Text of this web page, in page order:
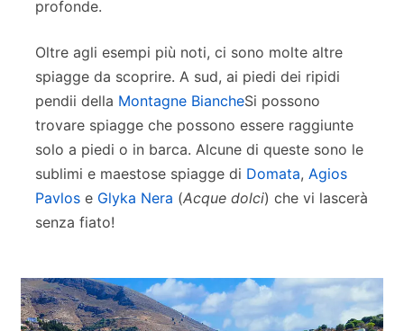
profonde.
Oltre agli esempi più noti, ci sono molte altre
spiagge da scoprire. A sud, ai piedi dei ripidi
pendii della Montagne BiancheSi possono
trovare spiagge che possono essere raggiunte
solo a piedi o in barca. Alcune di queste sono le
sublimi e maestose spiagge di Domata, Agios
Pavlos e Glyka Nera (Acque dolci) che vi lascerà
senza fiato!